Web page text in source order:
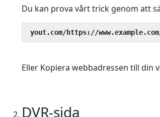
Du kan prova vårt trick genom att
yout.com/https://
Eller Kopiera webbadressen till din
DVR-sida